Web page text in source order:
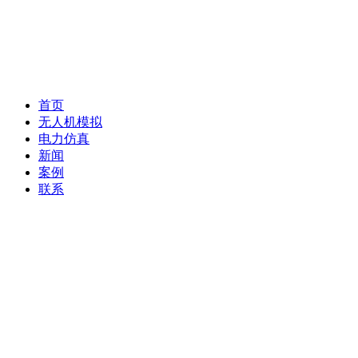
首页
无人机模拟
电力仿真
新闻
案例
联系